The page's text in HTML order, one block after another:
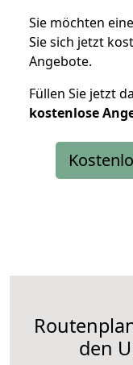
Sie möchten eine
Sie sich jetzt
Angebote.
Füllen Sie jetzt
kostenlose
den